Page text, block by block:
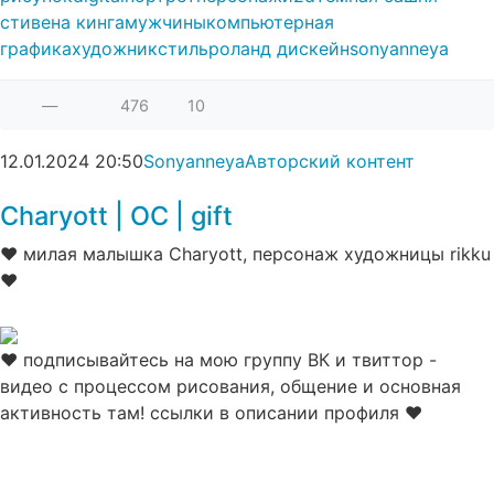
стивена кингамужчиныкомпьютерная
графикахудожникстильроланд дискейнsonyanneya
— 476 10
12.01.2024 20:50SonyanneyaАвторский контент
Charyott | OC | gift⁠⁠
♥ милая малышка Charyott, персонаж художницы rikku
♥
♥ подписывайтесь на мою группу ВК и твиттор -
видео с процессом рисования, общение и основная
активность там! ссылки в описании профиля ♥